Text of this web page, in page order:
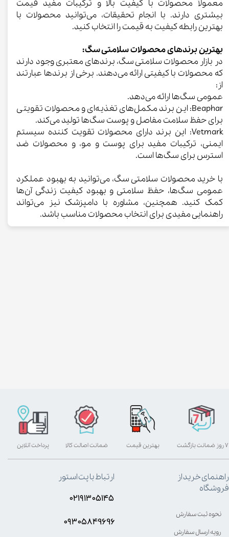
معمولاً محصولات با کیفیت بالا و ترکیبات مفید قیمت
بیشتری دارند. با انجام تحقیقات، می‌توانید محصولات با
بهترین رابطه کیفیت به قیمت را انتخاب کنید.
بهترین برندهای محصولات سلامتی سگ:
در بازار محصولات سلامتی سگ، برندهای معتبری وجود دارند
که محصولات با کیفیتی ارائه می‌دهند. برخی از برندها عبارتند
از:
عمومی سگ‌ها ارائه می‌دهد.
Beaphar: این برند مکمل‌های تغذیه‌ای و محصولات تقویتی
برای حفظ سلامت مفاصل و پوست سگ‌ها تولید می‌کند.
Vetmark: این برند دارای محصولات تقویت کننده سیستم
ایمنی، ترکیبات مفید برای پوست و مو، و محصولات ضد
استرس برای سگ‌ها است.
با خرید محصولات سلامتی سگ، می‌توانید به بهبود عملکرد
عمومی سگ‌ها، حفظ سلامتی و بهبود کیفیت زندگی آن‌ها
کمک کنید. همچنین، مشاوره با دامپزشک نیز می‌تواند
راهنمایی مفیدی برای انتخاب محصولات مناسب باشد.
بهترین قیمت پرداخت آنلاین ۷ روز ضمانت بازگشت ضمانت اصالت کالا
راهنمای خرید از
فروشگاه
نحوه ثبت سفارش
رویه ارسال سفارش
ارتباط با پت استور
۰۲۱۹۱۳۰۵۱۴۵
۰۹۳۰۵8۴9696